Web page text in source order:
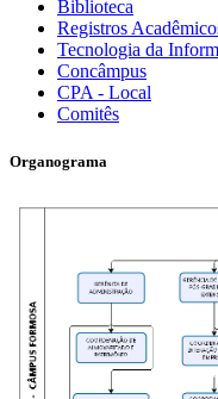
Biblioteca
Registros
Tecnologia da
Concâmpus
CPA - Local
Comitês
Organograma